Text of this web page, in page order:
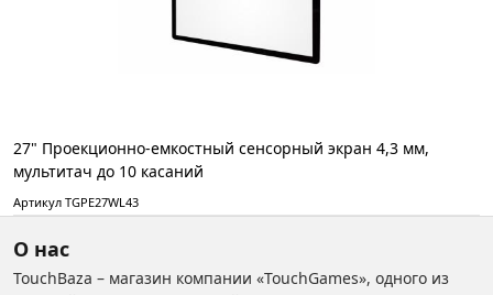
27" Проекционно-емкостный сенсорный экран 4,3 мм,
мультитач до 10 касаний
Артикул TGPE27WL43
О нас
TouchBaza – магазин компании «TouchGames», одного из